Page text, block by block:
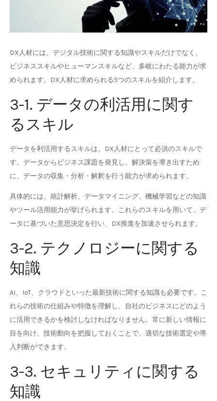
DX人材には、デジタル技術に関する知識やスキルだけでなく、
ビジネススキルやヒューマンスキルなど、多岐にわたる能力が求
められます。DX人材に求められる5つのスキルを紹介します。
3-1. データの利活用に関す
るスキル
データを利活用するスキルは、DX人材にとって必須のスキルで
す。データからビジネス課題を発見し、解決策を導き出すため
に、データの収集・分析・解釈を行う能力が求められます。
具体的には、統計解析、データマイニング、機械学習などの知識
やツール活用能力が挙げられます。これらのスキルを用いて、デ
ータに基づいた意思決定を行い、DX推進を加速させられます。
3-2. テクノロジーに関する
知識
AI、IoT、クラウドといった最新技術に関する知識も必要です。こ
れらの技術の仕組みや特徴を理解し、自社のビジネスにどのよう
に活用できるかを検討しなければなりません。常に新しい情報に
目を向け、技術動向を把握しておくことで、適切な技術選定や導
入判断ができます。
3-3. セキュリティに関する
知識